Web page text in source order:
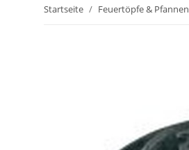
Startseite Feuertöpfe & Pfannen